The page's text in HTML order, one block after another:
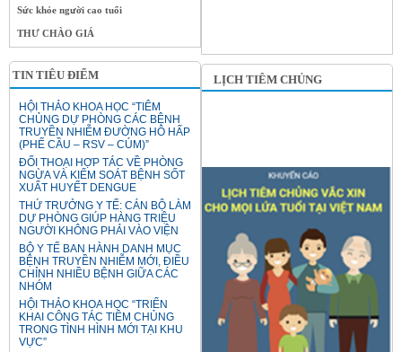
Sức khỏe người cao tuổi
THƯ CHÀO GIÁ
TIN TIÊU ĐIỂM
HỘI THẢO KHOA HỌC “TIÊM
CHỦNG DỰ PHÒNG CÁC BỆNH
TRUYỀN NHIỄM ĐƯỜNG HÔ HẤP
(PHẾ CẦU – RSV – CÚM)”
ĐỐI THOẠI HỢP TÁC VỀ PHÒNG
NGỪA VÀ KIỂM SOÁT BỆNH SỐT
XUẤT HUYẾT DENGUE
THỨ TRƯỞNG Y TẾ: CÁN BỘ LÀM
DỰ PHÒNG GIÚP HÀNG TRIỆU
NGƯỜI KHÔNG PHẢI VÀO VIỆN
BỘ Y TẾ BAN HÀNH DANH MỤC
BỆNH TRUYỀN NHIỄM MỚI, ĐIỀU
CHỈNH NHIỀU BỆNH GIỮA CÁC
NHÓM
HỘI THẢO KHOA HỌC “TRIỂN
KHAI CÔNG TÁC TIÊM CHỦNG
TRONG TÌNH HÌNH MỚI TẠI KHU
VỰC”
LỊCH TIÊM CHỦNG